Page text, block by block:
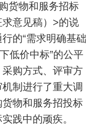
货物和服务招标
意见稿）>的说
的“需求明确基础
低价中标”的公平
购方式、评审方
制进行了重大调
物和服务招投标
践中的顽疾。